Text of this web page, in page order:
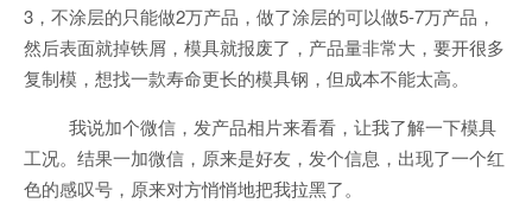
3，不涂层的只能做2万产品，做了涂层的可以做5-7万产品，
然后表面就掉铁屑，模具就报废了，产品量非常大，要开很多
复制模，想找一款寿命更长的模具钢，但成本不能太高。
我说加个微信，发产品相片来看看，让我了解一下模具
工况。结果一加微信，原来是好友，发个信息，出现了一个红
色的感叹号，原来对方悄悄地把我拉黑了。